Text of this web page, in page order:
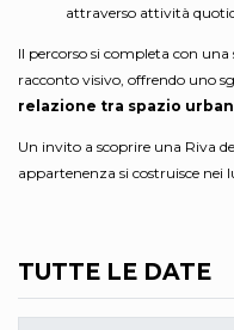
attraverso attività
Il percorso si completa con
racconto visivo, offrendo uno
relazione tra spazio
Un invito a scoprire una Riva
appartenenza si costruisce nei
TUTTE LE DATE